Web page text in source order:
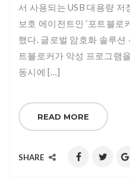
서 사용되는 USB 대용량
보호 에이전트인 ‘포트블로
했다. 글로벌 암호화 솔루
트블로커가 악성 프로그램
동시에 […]
READ MORE
SHARE